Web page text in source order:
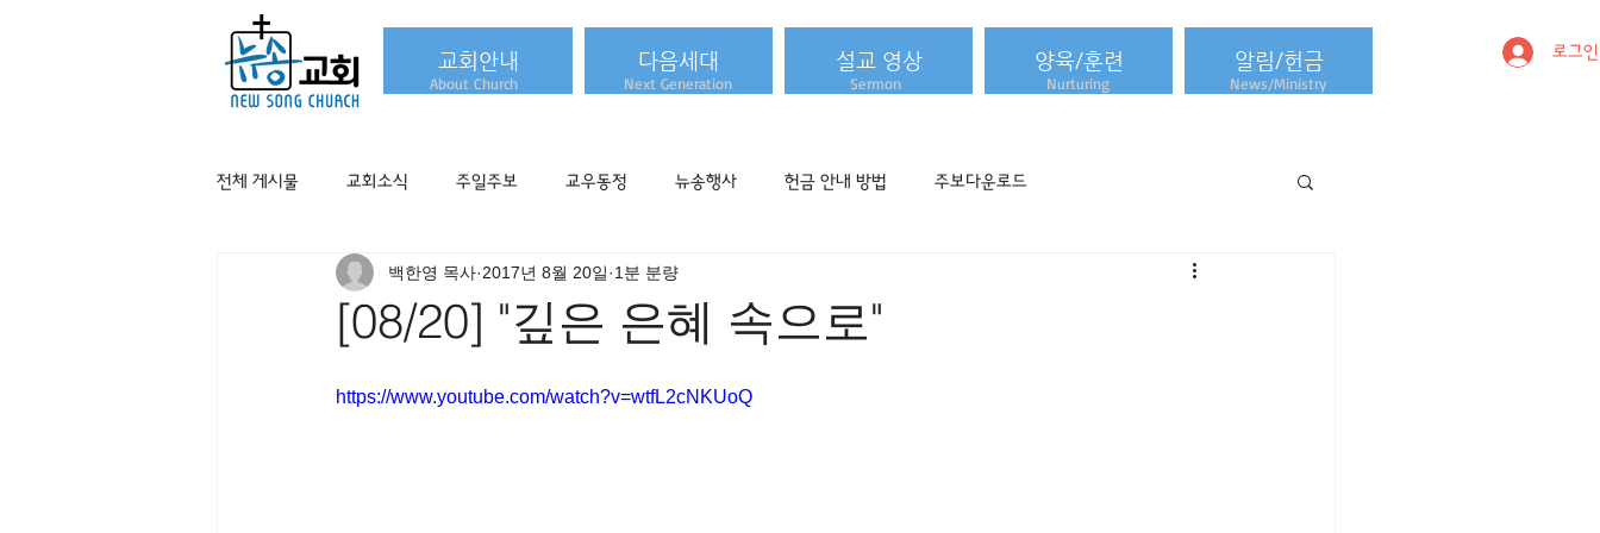
교회안내 다음세대 설교 영상 양육/훈련 알림/헌금
About Church Sermon Nurturing News/Ministry
Next Generation
로그인
전체 게시물 교회소식 주일주보 교우동정 뉴송행사 헌금 안내 방법 주보다운로드
[08/20] "깊은 은혜 속으로"
백한영 목사 2017년 8월 20일 1분 분량
https://www.youtube.com/watch?v=wtfL2cNKUoQ